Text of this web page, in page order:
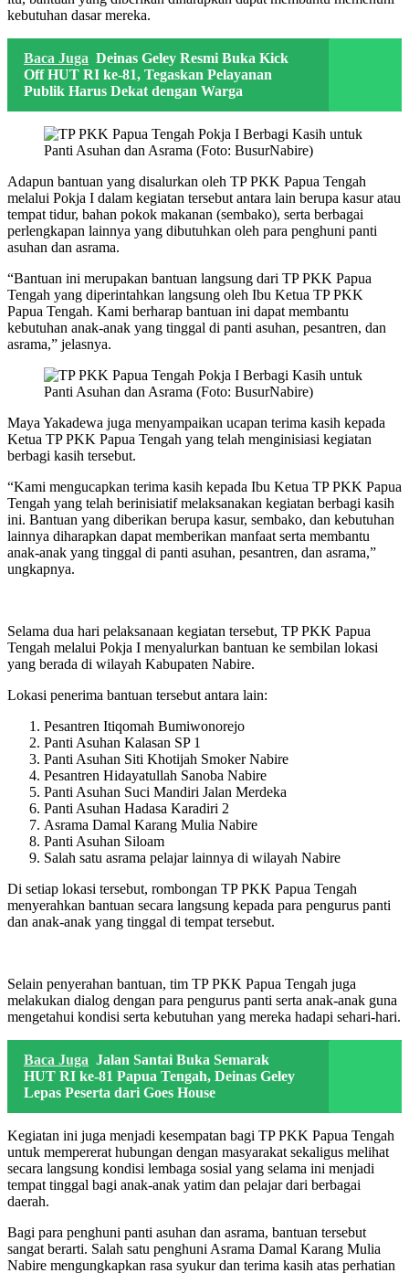
kebutuhan dasar mereka.
Baca Juga Deinas Geley Resmi Buka Kick
Off HUT RI ke-81, Tegaskan Pelayanan
Publik Harus Dekat dengan Warga
Adapun bantuan yang disalurkan oleh TP PKK Papua Tengah
melalui Pokja I dalam kegiatan tersebut antara lain berupa kasur atau
tempat tidur, bahan pokok makanan (sembako), serta berbagai
perlengkapan lainnya yang dibutuhkan oleh para penghuni panti
asuhan dan asrama.
“Bantuan ini merupakan bantuan langsung dari TP PKK Papua
Tengah yang diperintahkan langsung oleh Ibu Ketua TP PKK
Papua Tengah. Kami berharap bantuan ini dapat membantu
kebutuhan anak-anak yang tinggal di panti asuhan, pesantren, dan
asrama,” jelasnya.
Maya Yakadewa juga menyampaikan ucapan terima kasih kepada
Ketua TP PKK Papua Tengah yang telah menginisiasi kegiatan
berbagi kasih tersebut.
“Kami mengucapkan terima kasih kepada Ibu Ketua TP PKK Papua
Tengah yang telah berinisiatif melaksanakan kegiatan berbagi kasih
ini. Bantuan yang diberikan berupa kasur, sembako, dan kebutuhan
lainnya diharapkan dapat memberikan manfaat serta membantu
anak-anak yang tinggal di panti asuhan, pesantren, dan asrama,”
ungkapnya.
Selama dua hari pelaksanaan kegiatan tersebut, TP PKK Papua
Tengah melalui Pokja I menyalurkan bantuan ke sembilan lokasi
yang berada di wilayah Kabupaten Nabire.
Lokasi penerima bantuan tersebut antara lain:
Pesantren Itiqomah Bumiwonorejo
Panti Asuhan Kalasan SP 1
Panti Asuhan Siti Khotijah Smoker Nabire
Pesantren Hidayatullah Sanoba Nabire
Panti Asuhan Suci Mandiri Jalan Merdeka
Panti Asuhan Hadasa Karadiri 2
Asrama Damal Karang Mulia Nabire
Panti Asuhan Siloam
Salah satu asrama pelajar lainnya di wilayah Nabire
Di setiap lokasi tersebut, rombongan TP PKK Papua Tengah
menyerahkan bantuan secara langsung kepada para pengurus panti
dan anak-anak yang tinggal di tempat tersebut.
Selain penyerahan bantuan, tim TP PKK Papua Tengah juga
melakukan dialog dengan para pengurus panti serta anak-anak guna
mengetahui kondisi serta kebutuhan yang mereka hadapi sehari-hari.
Baca Juga Jalan Santai Buka Semarak
HUT RI ke-81 Papua Tengah, Deinas Geley
Lepas Peserta dari Goes House
Kegiatan ini juga menjadi kesempatan bagi TP PKK Papua Tengah
untuk mempererat hubungan dengan masyarakat sekaligus melihat
secara langsung kondisi lembaga sosial yang selama ini menjadi
tempat tinggal bagi anak-anak yatim dan pelajar dari berbagai
daerah.
Bagi para penghuni panti asuhan dan asrama, bantuan tersebut
sangat berarti. Salah satu penghuni Asrama Damal Karang Mulia
Nabire mengungkapkan rasa syukur dan terima kasih atas perhatian